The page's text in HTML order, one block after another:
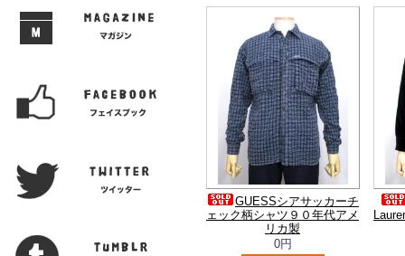
GUESSシアサッカーチ
ェック柄シャツ９０年代アメ
リカ製
0円